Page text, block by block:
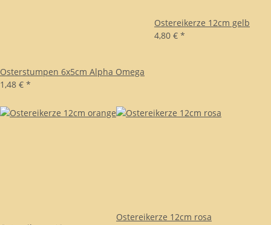
Osterstumpen 6x5cm Alpha Omega
1,48 € *
Ostereikerze 12cm gelb
4,80 € *
Ostereikerze 12cm rosa